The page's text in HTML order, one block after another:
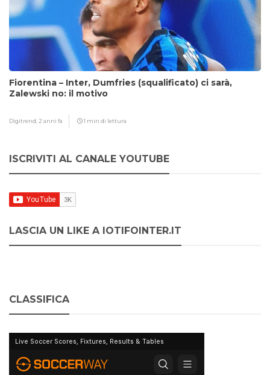
Fiorentina – Inter, Dumfries (squalificato) ci sarà,
Zalewski no: il motivo
Digitrend, 2 anni fa 1 min di lettura
ISCRIVITI AL CANALE YOUTUBE
LASCIA UN LIKE A IOTIFOINTER.IT
CLASSIFICA